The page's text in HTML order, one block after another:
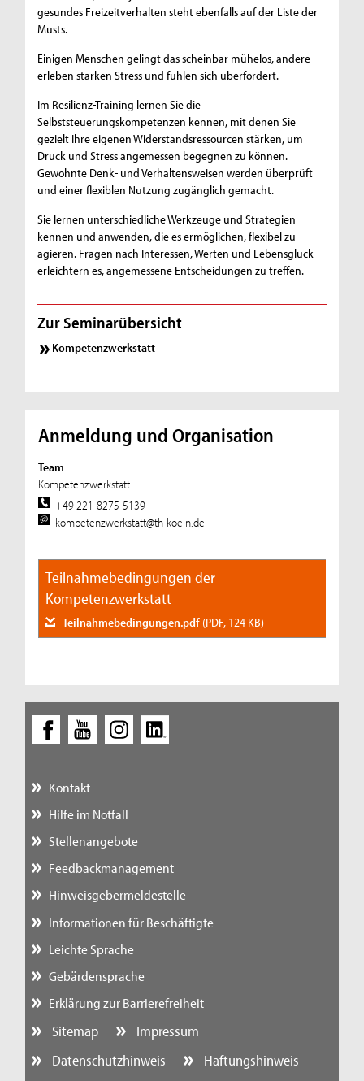
gesundes Freizeitverhalten steht ebenfalls auf der Liste der
Musts.
Einigen Menschen gelingt das scheinbar mühelos, andere
erleben starken Stress und fühlen sich überfordert.
Im Resilienz-Training lernen Sie die
Selbststeuerungskompetenzen kennen, mit denen Sie
gezielt Ihre eigenen Widerstandsressourcen stärken, um
Druck und Stress angemessen begegnen zu können.
Gewohnte Denk- und Verhaltensweisen werden überprüft
und einer flexiblen Nutzung zugänglich gemacht.
Sie lernen unterschiedliche Werkzeuge und Strategien
kennen und anwenden, die es ermöglichen, flexibel zu
agieren. Fragen nach Interessen, Werten und Lebensglück
erleichtern es, angemessene Entscheidungen zu treffen.
Zur Seminarübersicht
Kompetenzwerkstatt
Anmeldung und Organisation
Team
Kompetenzwerkstatt
+49 221-8275-5139
kompetenzwerkstatt@th-koeln.de
Teilnahmebedingungen der
Kompetenzwerkstatt
Teilnahmebedingungen.pdf (PDF, 124 KB)
Kontakt
Hilfe im Notfall
Stellenangebote
Feedbackmanagement
Hinweisgebermeldestelle
Informationen für Beschäftigte
Leichte Sprache
Gebärdensprache
Erklärung zur Barrierefreiheit
Sitemap
Impressum
Datenschutzhinweis
Haftungshinweis